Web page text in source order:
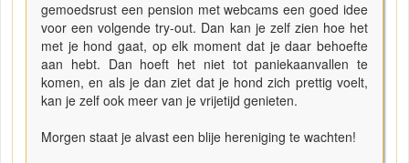
gemoedsrust een pension met webcams een goed idee
voor een volgende try-out. Dan kan je zelf zien hoe het
met je hond gaat, op elk moment dat je daar behoefte
aan hebt. Dan hoeft het niet tot paniekaanvallen te
komen, en als je dan ziet dat je hond zich prettig voelt,
kan je zelf ook meer van je vrijetijd genieten.
Morgen staat je alvast een blije hereniging te wachten!